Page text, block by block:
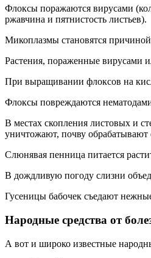
Флоксы поражаются вирусами
ржавчина и пятнистость листьев).
Микоплазмы становятся
Растения, пораженные вирусами
При выращивании флоксов на
Флоксы повреждаются
В местах скопления листовых и
уничтожают, почву
Слюнявая пенница питается
В дождливую погоду слизни
Гусеницы бабочек съедают
Народные средства от
А вот и широко известные